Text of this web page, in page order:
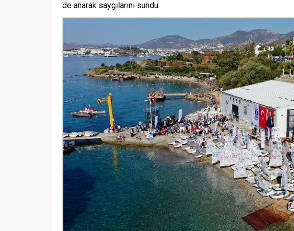
de anarak saygılarını sundu.